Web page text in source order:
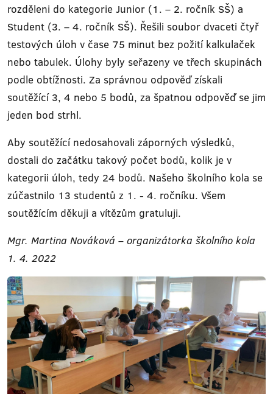
rozděleni do kategorie Junior (1. – 2. ročník SŠ) a
Student (3. – 4. ročník SŠ). Řešili soubor dvaceti čtyř
testových úloh v čase 75 minut bez požití kalkulaček
nebo tabulek. Úlohy byly seřazeny ve třech skupinách
podle obtížnosti. Za správnou odpověď získali
soutěžící 3, 4 nebo 5 bodů, za špatnou odpověď se jim
jeden bod strhl.
Aby soutěžící nedosahovali záporných výsledků,
dostali do začátku takový počet bodů, kolik je v
kategorii úloh, tedy 24 bodů. Našeho školního kola se
zúčastnilo 13 studentů z 1. - 4. ročníku. Všem
soutěžícím děkuji a vítězům gratuluji.
Mgr. Martina Nováková – organizátorka školního kola
1. 4. 2022